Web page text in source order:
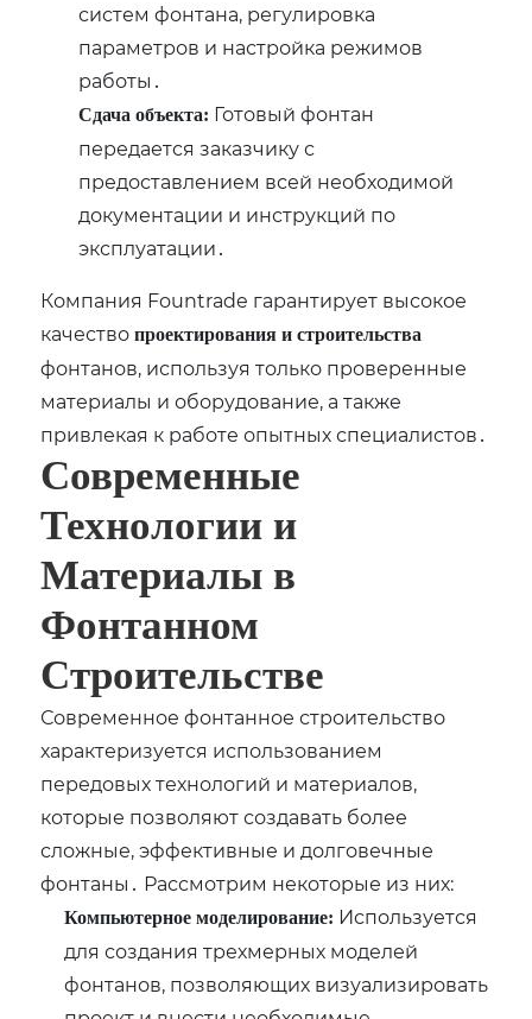
систем фонтана‚ регулировка
параметров и настройка режимов
работы․
Сдача объекта: Готовый фонтан
передается заказчику с
предоставлением всей необходимой
документации и инструкций по
эксплуатации․
Компания Fountrade гарантирует высокое
качествопроектирования и строительства
фонтанов‚ используя только проверенные
материалы и оборудование‚ а также
привлекая к работе опытных специалистов․
Современные
Технологии и
Материалы в
Фонтанном
Строительстве
Современное фонтанное строительство
характеризуется использованием
передовых технологий и материалов‚
которые позволяют создавать более
сложные‚ эффективные и долговечные
фонтаны․ Рассмотрим некоторые из них:
Компьютерное моделирование: Используется
для создания трехмерных моделей
фонтанов‚ позволяющих визуализировать